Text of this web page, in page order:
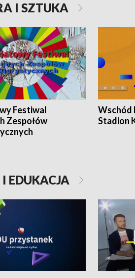
I SZTUKA
Festiwal
Zespołów
Wschód
Stadion
EDUKACJA